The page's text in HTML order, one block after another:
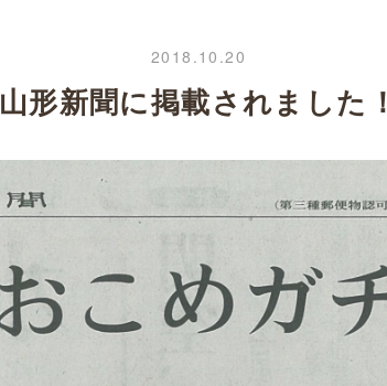
2018.10.20
山形新聞に掲載されました！